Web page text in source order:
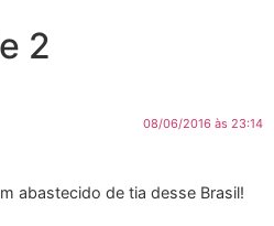
2
08/06/2016 às 23:14
abastecido de tia desse Brasil!